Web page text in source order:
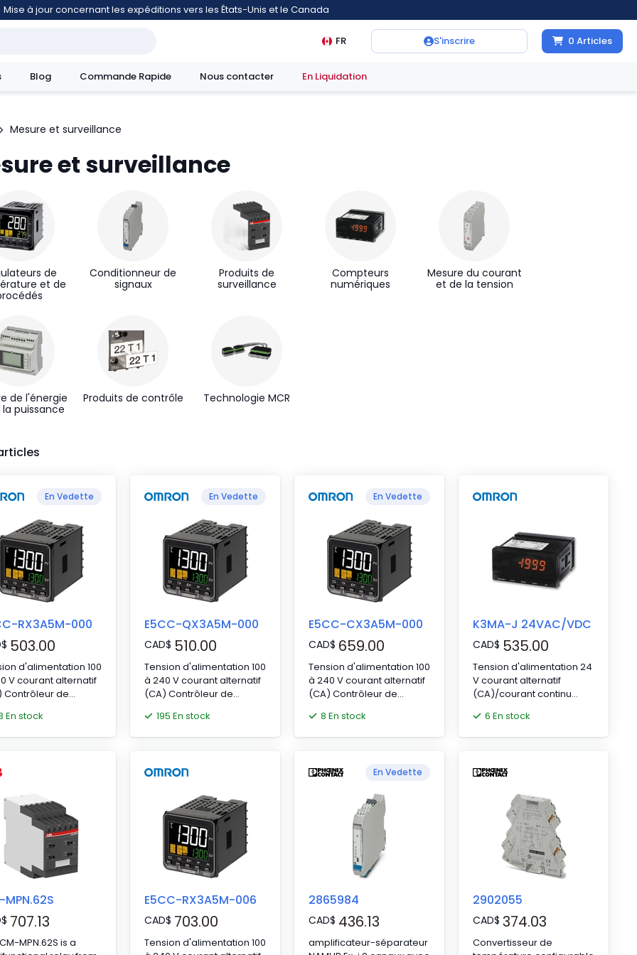
Mise à jour concernant les expéditions vers les États-Unis et le Canada
FR S'inscrire 0 Articles
Blog Commande Rapide Nous contacter En Liquidation
Mesure et surveillance
et surveillance
de
et de
Conditionneur de
signaux
Produits de
surveillance
Compteurs
numériques
Mesure du courant
et de la tension
de l'énergie
puissance
Produits de contrôle Technologie MCR
En Vedette
RX3A5M-000
$ 503.00
d'alimentation 100
V courant alternatif
Contrôleur de
En stock
En Vedette
E5CC-QX3A5M-000
CAD$ 510.00
Tension d'alimentation 100
à 240 V courant alternatif
(CA) Contrôleur de
195 En stock
En Vedette
E5CC-CX3A5M-000
CAD$ 659.00
Tension d'alimentation 100
à 240 V courant alternatif
(CA) Contrôleur de
8 En stock
K3MA-J 24VAC/VDC
CAD$ 535.00
Tension d'alimentation 24
V courant alternatif
(CA)/courant continu
processus
6 En stock
$ 707.13
MPN.62S is a
E5CC-RX3A5M-006
CAD$ 703.00
Tension d'alimentation 100
En Vedette
2865984
CAD$ 436.13
amplificateur-séparateur
2902055
CAD$ 374.03
Convertisseur de